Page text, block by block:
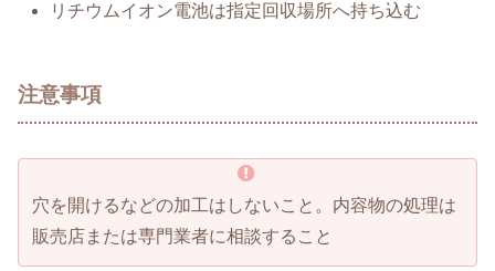
リチウムイオン電池は指定回収場所へ持ち込む
注意事項
穴を開けるなどの加工はしないこと。内容物の処理は
販売店または専門業者に相談すること